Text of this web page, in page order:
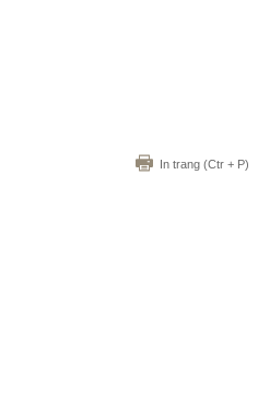
In trang (Ctr + P)